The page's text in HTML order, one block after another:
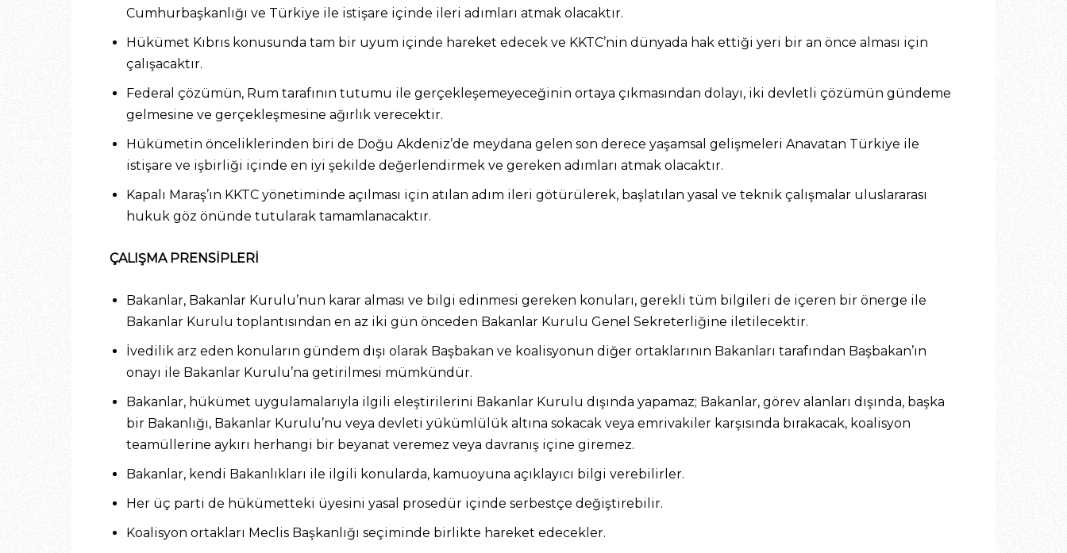
Cumhurbaşkanlığı ve Türkiye ile istişare içinde ileri adımları atmak olacaktır.
Hükümet Kıbrıs konusunda tam bir uyum içinde hareket edecek ve KKTC’nin dünyada hak ettiği yeri bir an önce alması için
çalışacaktır.
Federal çözümün, Rum tarafının tutumu ile gerçekleşemeyeceğinin ortaya çıkmasından dolayı, iki devletli çözümün gündeme
gelmesine ve gerçekleşmesine ağırlık verecektir.
Hükümetin önceliklerinden biri de Doğu Akdeniz’de meydana gelen son derece yaşamsal gelişmeleri Anavatan Türkiye ile
istişare ve işbirliği içinde en iyi şekilde değerlendirmek ve gereken adımları atmak olacaktır.
Kapalı Maraş’ın KKTC yönetiminde açılması için atılan adım ileri götürülerek, başlatılan yasal ve teknik çalışmalar uluslararası
hukuk göz önünde tutularak tamamlanacaktır.
ÇALIŞMA PRENSİPLERİ
Bakanlar, Bakanlar Kurulu’nun karar alması ve bilgi edinmesi gereken konuları, gerekli tüm bilgileri de içeren bir önerge ile
Bakanlar Kurulu toplantısından en az iki gün önceden Bakanlar Kurulu Genel Sekreterliğine iletilecektir.
İvedilik arz eden konuların gündem dışı olarak Başbakan ve koalisyonun diğer ortaklarının Bakanları tarafından Başbakan’ın
onayı ile Bakanlar Kurulu’na getirilmesi mümkündür.
Bakanlar, hükümet uygulamalarıyla ilgili eleştirilerini Bakanlar Kurulu dışında yapamaz; Bakanlar, görev alanları dışında, başka
bir Bakanlığı, Bakanlar Kurulu’nu veya devleti yükümlülük altına sokacak veya emrivakiler karşısında bırakacak, koalisyon
teamüllerine aykırı herhangi bir beyanat veremez veya davranış içine giremez.
Bakanlar, kendi Bakanlıkları ile ilgili konularda, kamuoyuna açıklayıcı bilgi verebilirler.
Her üç parti de hükümetteki üyesini yasal prosedür içinde serbestçe değiştirebilir.
Koalisyon ortakları Meclis Başkanlığı seçiminde birlikte hareket edecekler.